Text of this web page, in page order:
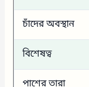
চাঁদের অবস্থান
বিশেষত্ব
পাশের তারা